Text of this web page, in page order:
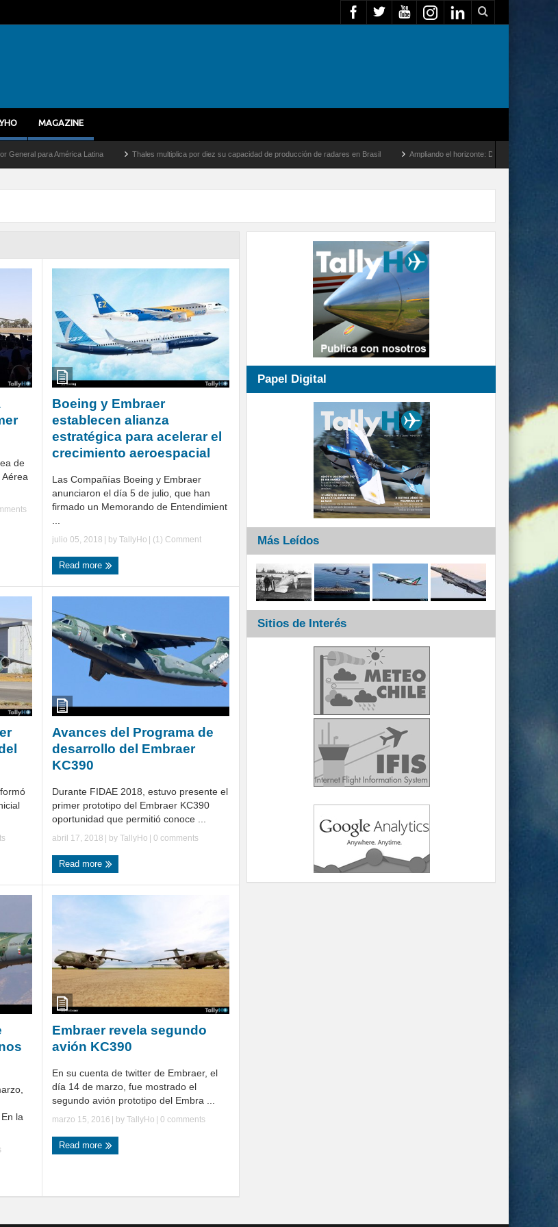
MAGAZINE
América Latina Thales multiplica por diez su capacidad de producción de radares en Brasil Ampliando el horizonte: Dentro del vuelo de desarrollo
de
Boeing y Embraer
establecen alianza
estratégica para acelerar el
crecimiento aeroespacial
Las Compañías Boeing y Embraer
anunciaron el día 5 de julio, que han
firmado un Memorando de Entendimient
...
julio 05, 2018 | by TallyHo (1) Comment
Read more
Avances del Programa de
desarrollo del Embraer
KC390
Durante FIDAE 2018, estuvo presente el
primer prototipo del Embraer KC390
oportunidad que permitió conoce ...
abril 17, 2018 | by TallyHo | 0 comments
Read more
la
Embraer revela segundo
avión KC390
En su cuenta de twitter de Embraer, el
día 14 de marzo, fue mostrado el
segundo avión prototipo del Embra ...
marzo 15, 2016 | by TallyHo 0 comments
Read more
Papel Digital
Más Leídos
Sitios de Interés